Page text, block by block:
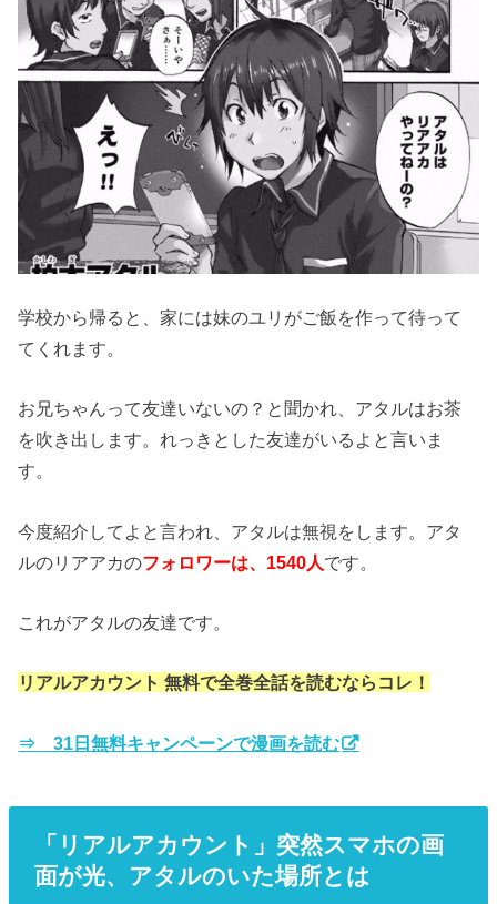
学校から帰ると、家には妹のユリがご飯を作って待って
てくれます。
お兄ちゃんって友達いないの？と聞かれ、アタルはお茶
を吹き出します。れっきとした友達がいるよと言いま
す。
今度紹介してよと言われ、アタルは無視をします。アタ
ルのリアアカのフォロワーは、1540人です。
これがアタルの友達です。
リアルアカウント 無料で全巻全話を読むならコレ！
⇒ 31日無料キャンペーンで漫画を読む
「リアルアカウント」突然スマホの画
面が光、アタルのいた場所とは